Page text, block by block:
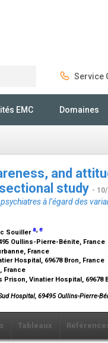
Service
EMC Domaines
and
study -
à l’égard des
Souillera,e
Oullins-Pierre-Bénite, France
France
Hospital, 69678 Bron, France
France
Vinatier Hospital, 69678
Hospital, 69495 Oullins-Pierre-
Tableaux